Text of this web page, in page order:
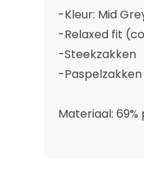
-Kleur: Mid
-Relaxed fit
-Steekzakken
-Paspelzakken
Materiaal: 69%